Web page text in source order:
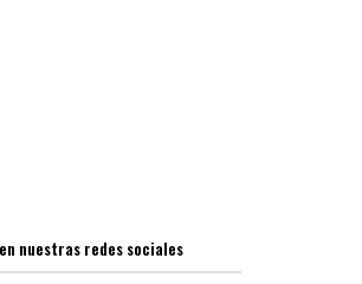
nuestras redes sociales